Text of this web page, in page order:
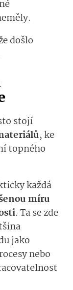
došlo
stojí
, ke
topného
každá
míru
. Ta se zde
jako
nebo